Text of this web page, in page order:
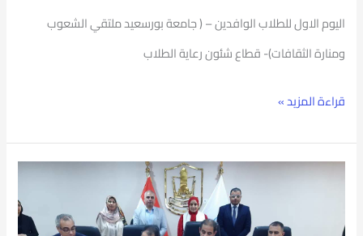
اليوم الاول للطلاب الوافدين – ( جامعة بورسعيد ملتقي الشعوب
ومنارة الثقافات)- قطاع شئون رعاية الطلاب
قراءة المزيد »
جامعة